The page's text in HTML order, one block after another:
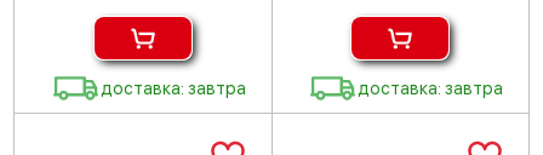
доставка: завтра доставка: завтра